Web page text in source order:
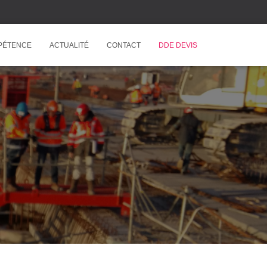
ACTUALITÉ CONTACT DDE DEVIS